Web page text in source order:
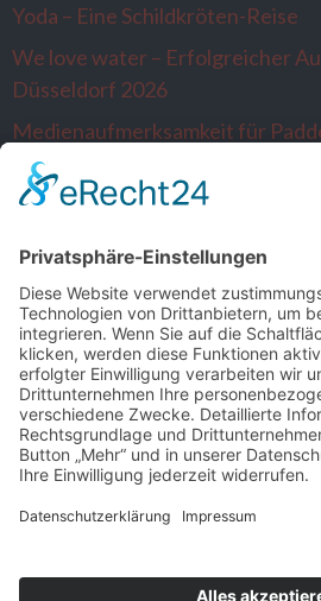
Yoda – Eine Schildkröten-Reise
We love water – Erfolgreicher
Düsseldorf 2026
Medienaufmerksamkeit für
Alltagsausbrecher wandern nach
Niederlande sind neugierig
SONSTIGE
Kontakt
Facebook
Impressum
Datenschutz